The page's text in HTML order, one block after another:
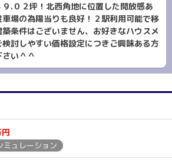
.０２坪！北西角地に位置した開放感あ
場の為陽当りも良好！２駅利用可能で移
条件はございません、お好きなハウスメ
討しやすい価格設定につきご興味ある方
い＾＾
ミュレーション